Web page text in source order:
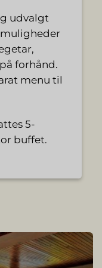
udvalgt
forhånd.
menu til
5-
buffet.